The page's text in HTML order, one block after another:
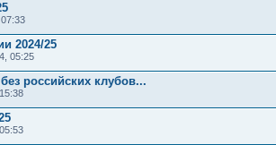
2024/25
05:25
российских клубов...